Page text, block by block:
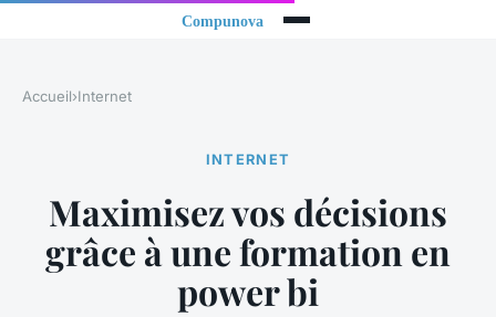
Accueil›Internet
INTERNET
Maximisez vos décisions
grâce à une formation en
power bi